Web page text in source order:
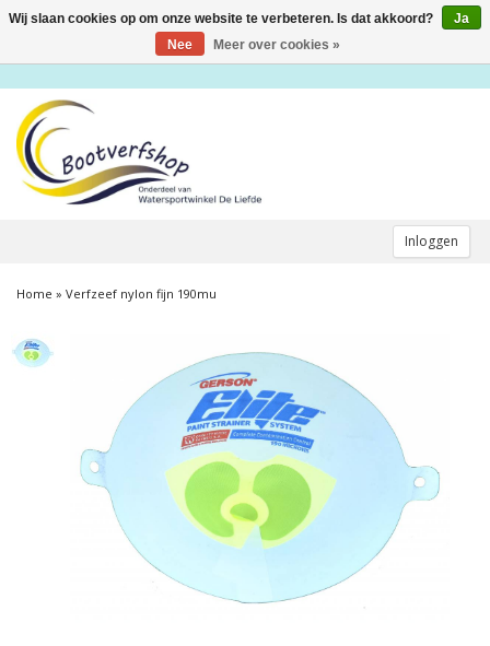
Inloggen
Toggle
Home » Verfzeef nylon fijn 190mu
Wij slaan cookies op om onze website te verbeteren. Is dat akkoord?
Ja
Nee
Meer over cookies »